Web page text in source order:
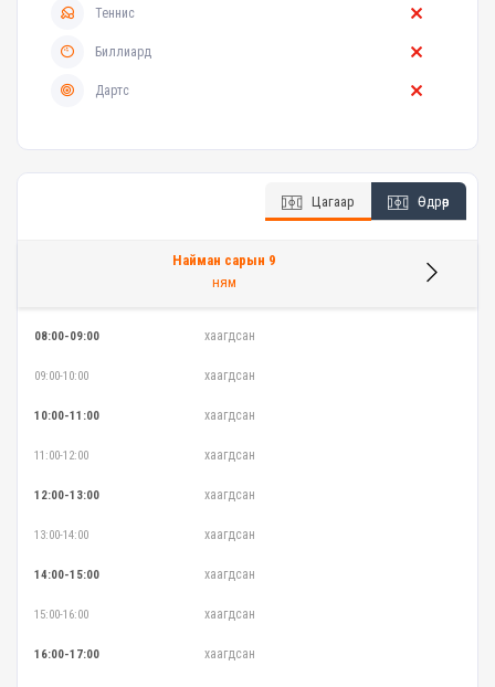
Теннис
Биллиард
Дартс
Цагаар Өдрөөр
Найман сарын 9
ням
08:00-09:00 хаагдсан
09:00-10:00 хаагдсан
10:00-11:00 хаагдсан
11:00-12:00 хаагдсан
12:00-13:00 хаагдсан
13:00-14:00 хаагдсан
14:00-15:00 хаагдсан
15:00-16:00 хаагдсан
16:00-17:00 хаагдсан